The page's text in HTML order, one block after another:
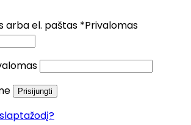
arba el. paštas *Privalomas
Prisijungti